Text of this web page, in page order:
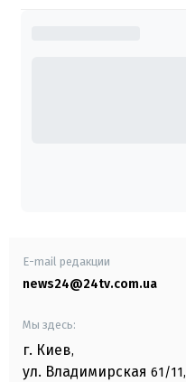
E-mail редакции
news24@24tv.com.ua
Мы здесь:
г. Киев,
ул. Владимирская 61/11,